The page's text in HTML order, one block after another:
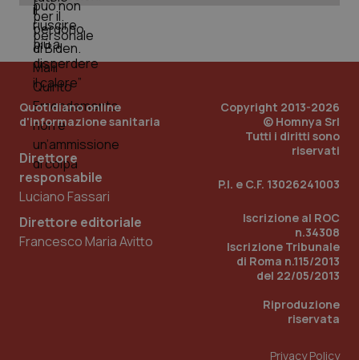
Quotidiano online
d'informazione sanitaria
Direttore
responsabile
Luciano Fassari
Direttore editoriale
Francesco Maria Avitto
Copyright 2013-2026
© Homnya Srl
Tutti i diritti sono
riservati
P.I. e C.F. 13026241003
Iscrizione al ROC
n.34308
Iscrizione Tribunale
di Roma n.115/2013
del 22/05/2013
Riproduzione
riservata
Privacy Policy
PHPSESSID